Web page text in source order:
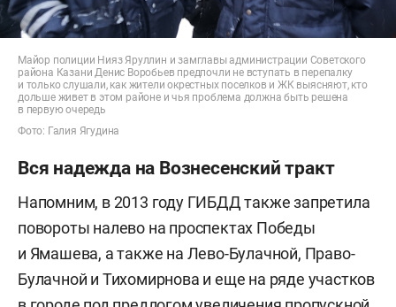
Майор полиции Нияз Яруллин и замглавы администрации Советского
района Казани Денис Воробьев предпочли не вступать в перепалку
и только слушали, как жители окрестных поселков и ЖК выясняют, кто
дольше живет в этом районе и чья проблема должна быть решена
в первую очередь
Фото: Галия Ягудина
Вся надежда на Вознесенский тракт
Напомним, в 2013 году ГИБДД также запретила
повороты налево на проспектах Победы
и Ямашева, а также на Лево-Булачной, Право-
Булачной и Тихомирнова и еще на ряде участков